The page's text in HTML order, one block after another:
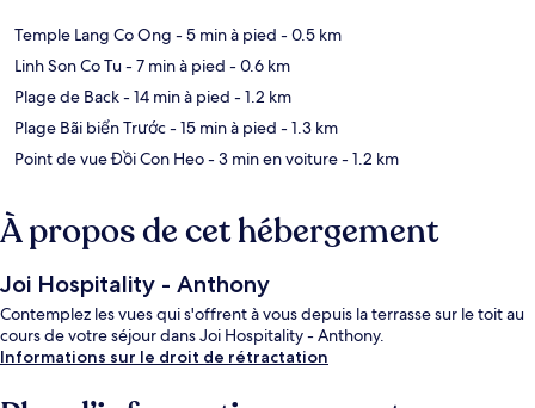
Temple Lang Co Ong - 5 min à pied - 0.5 km
Linh Son Co Tu- 7 min à pied - 0.6 km
Plage de Back- 14 min à pied - 1.2 km
Plage Bãi biển Trước- 15 min à pied - 1.3 km
Point de vue Đồi Con Heo- 3 min en voiture- 1.2 km
À propos de cet hébergement
Joi Hospitality - Anthony
Contemplez les vues qui s'offrent à vous depuis la terrasse sur le toit au
cours de votre séjour dans Joi Hospitality - Anthony.
Informations sur le droit de rétractation